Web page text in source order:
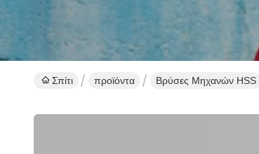
Σπίτι προϊόντα Βρύσες Μηχανών HSS